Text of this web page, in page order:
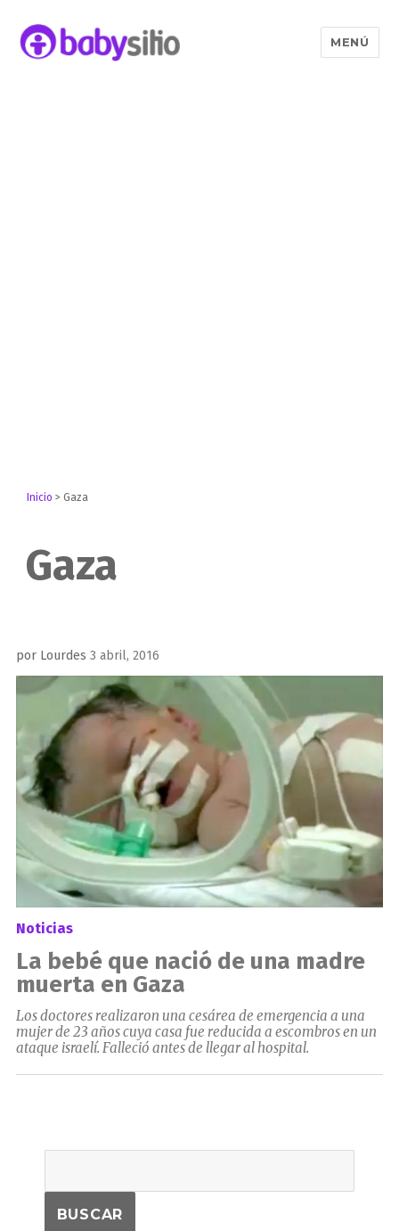
MENÚ
Inicio >Gaza
Gaza
por Lourdes Publicado
el
3 abril, 2016
Noticias
La bebé que nació de una madre
muerta en Gaza
Los doctores realizaron una cesárea de emergencia a una
mujer de 23 años cuya casa fue reducida a escombros en un
ataque israelí. Falleció antes de llegar al hospital.